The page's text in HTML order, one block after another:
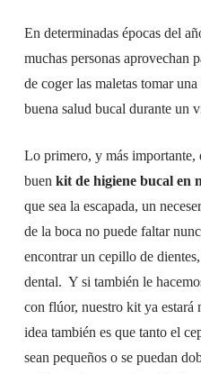
En determinadas épocas del
muchas personas aprovechan
de coger las maletas tomar
buena salud bucal durante un
Lo primero, y más importante,
buen kit de higiene bucal en
que sea la escapada, un
de la boca no puede faltar
encontrar un cepillo de
dental. Y si también le
con flúor, nuestro kit ya estará
idea también es que tanto el
sean pequeños o se puedan